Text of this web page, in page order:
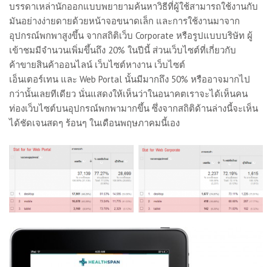
บรรดาเหล่านักออกแบบพยายามค้นหาวิธีที่ผู้ใช้สามารถใช้งานกับ
มันอย่างง่ายดายด้วยหน้าจอขนาดเล็ก และการใช้งานมาจาก
อุปกรณ์พกพาสูงขึ้น จากสถิติเว็บ Corporate หรือรูปแบบบริษัท ผู้
เข้าชมมีจำนวนเพิ่มขึ้นถึง 20% ในปีนี้ ส่วนเว็บไซต์ที่เกี่ยวกับ
ค้าขายสินค้าออนไลน์ เว็บไซต์หางาน เว็บไซต์
เอ็นเตอร์เทน และ Web Portal นั้นมีมากถึง 50% หรืออาจมากไป
กว่านั้นเลยทีเดียว นั่นแสดงให้เห็นว่าในอนาคตเราจะได้เห็นคน
ท่องเว็บไซต์บนอุปกรณ์พกพามากขึ้น ซึ่งจากสถิติด้านล่างนี้จะเห็น
ได้ชัดเจนสดๆ ร้อนๆ ในเดือนพฤษภาคมนี้เอง